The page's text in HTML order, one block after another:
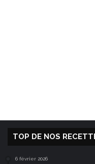
TOP DE NOS
6 février 2026